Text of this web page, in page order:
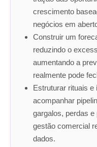
crescimento
negócios em
Construir um
reduzindo o
aumentando a
realmente pode
Estruturar rituais e
acompanhar
gargalos, perdas
gestão comercial
dados.